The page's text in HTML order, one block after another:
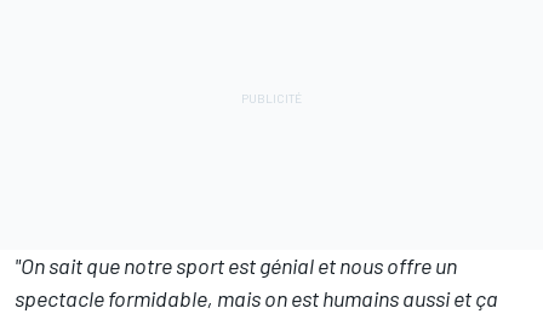
"On sait que notre sport est génial et nous offre un
spectacle formidable, mais on est humains aussi et ça